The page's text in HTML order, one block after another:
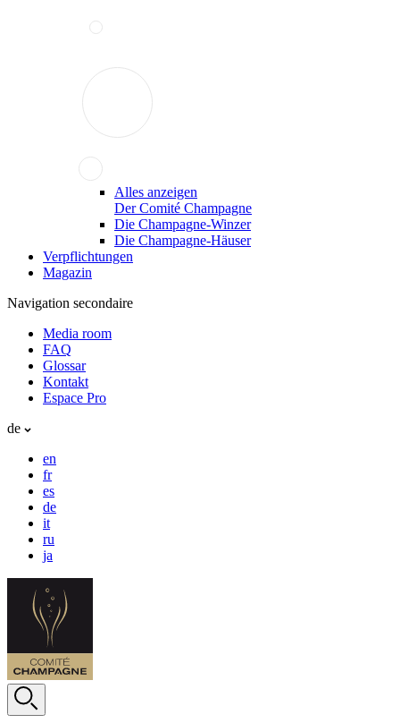
Alles anzeigen
Der Comité Champagne
Die Champagne-Winzer
Die Champagne-Häuser
Verpflichtungen
Magazin
Navigation secondaire
Media room
FAQ
Glossar
Kontakt
Espace Pro
de
en
fr
es
de
it
ru
ja